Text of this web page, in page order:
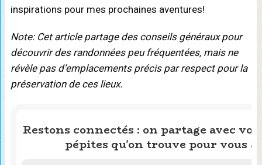
inspirations pour mes prochaines aventures!
Note: Cet article partage des conseils généraux pour
découvrir des randonnées peu fréquentées, mais ne
révèle pas d’emplacements précis par respect pour la
préservation de ces lieux.
Restons connectés : on partage avec
pépites qu'on trouve pour vous